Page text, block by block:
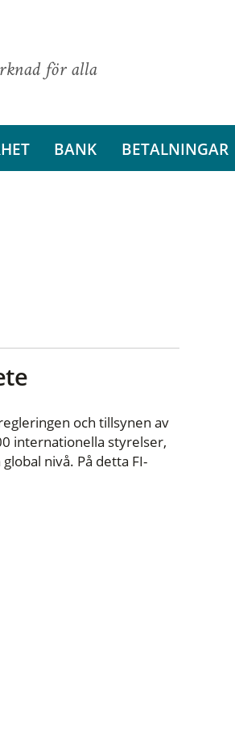
för alla
BANK BETALNINGAR
och tillsynen av
internationella styrelser,
nivå. På detta FI-